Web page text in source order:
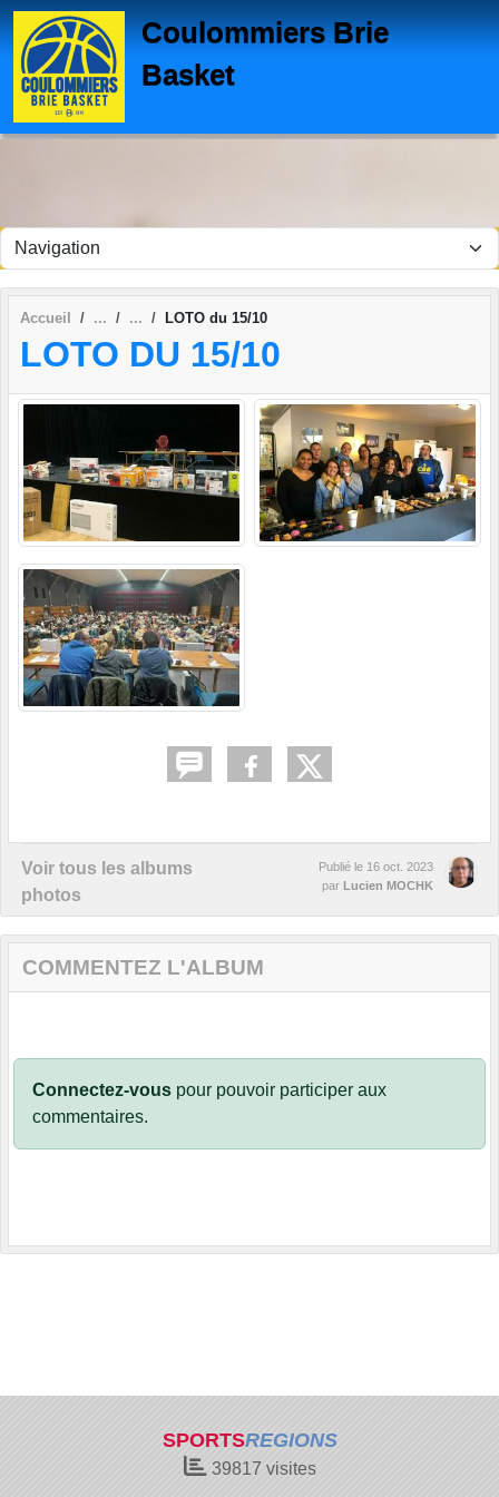
Coulommiers Brie
Basket
Accueil LOTO du 15/10
LOTO DU 15/10
Voir tous les albums
photos
Publié le 16 oct. 2023
par Lucien MOCHK
COMMENTEZ L'ALBUM
Connectez-vous pour pouvoir participer aux
commentaires.
SPORTSREGIONS
39817 visites
Panneau de gestion des cookies